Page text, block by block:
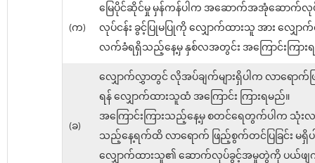
(က)
မြေပိုင်ဆိုင်မှု မှန်ကန်ပါက အဆောက်အအုံဆောက်လုပ်
လုပ်ငန်း ခွင့်ပြုမပြုကို လျှောက်ထားသူ အား လျှော
လက်ခံရရှိသည့်နေ့မှ နှစ်လအတွင်း အကြောင်းကြား
(ခ)
လျှောက်လွှာတွင် လိုအပ်ချက်များရှိပါက လာရောက်
ရန် လျှောက်ထားသူထံ အကြောင်း ကြားရမည်။
အကြောင်းကြားသည့်နေ့မှ စတင်ရေတွက်ပါက သုံး
သည့်နေ့ရက်ထိ လာရောက် ဖြည့်စွက်တင်ပြခြင်း မရှိ
လျှောက်ထားသူ၏ ဆောက်လုပ်ခွင့်အမှုတွဲကို ပယ်ဖျ